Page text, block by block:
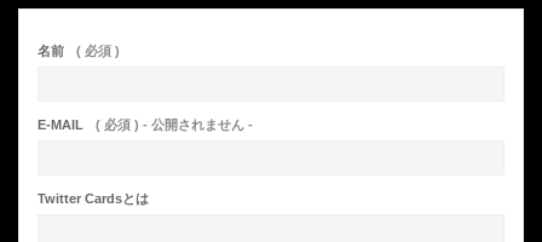
名前 ( 必須 )
E-MAIL ( 必須 ) - 公開されません -
Twitter Cardsとは